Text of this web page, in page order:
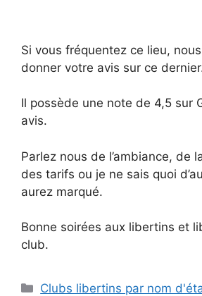
Si vous fréquentez ce lieu,
donner votre avis sur ce
Il possède une note de 4,5 sur
avis.
Parlez nous de l’ambiance, de
des tarifs ou je ne sais quoi
aurez marqué.
Bonne soirées aux libertins et
club.
Catégories
Clubs libertins par nom